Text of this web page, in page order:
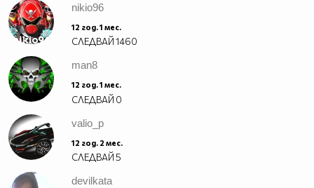
nikio96
12 год. 1 мес.
СЛЕДВАЙ1460
man8
12 год. 1 мес.
СЛЕДВАЙ 0
valio_p
12 год. 2 мес.
СЛЕДВАЙ5
devilkata